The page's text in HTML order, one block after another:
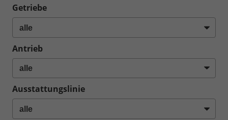
Getriebe
Antrieb
Ausstattungslinie